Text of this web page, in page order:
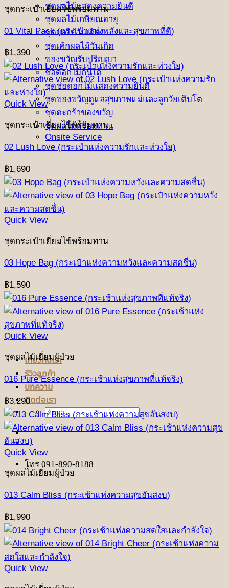
ชุดผลไม้แสดงความยินดี
ชุดผลไม้เกษียณอายุ
ชุดผลไม้วันเกิด
ชุดเค้กผลไม้วันเกิด
ของขวัญรับปริญญา
ช่อดอกไม้กินได้
ชุดช่อดอกไม้แสดงความยินดี
ชุดของขวัญดูแลสุขภาพแม่และลูกวัยเติบโต
ชุดตะกร้าของขวัญ
ชุดผลไม้พร้อมทาน
Onsite Service
เกี่ยวกับเรา
รีวิวลูกค้า
บทความ
ติดต่อเรา
ค้นหา:
โทร 091-890-8188
ชุดกระเป๋าเยี่ยมไข้พร้อมทาน
01 Vital Pack (กระเป๋าแห่งพลังและสุขภาพที่ดี)
฿1,390
Quick View
ชุดกระเป๋าเยี่ยมไข้พร้อมทาน
02 Lush Love (กระเป๋าแห่งความรักและห่วงใย)
฿1,690
Quick View
ชุดกระเป๋าเยี่ยมไข้พร้อมทาน
03 Hope Bag (กระเป๋าแห่งความหวังและความสดชื่น)
฿1,590
Quick View
ชุดผลไม้เยี่ยมผู้ป่วย
016 Pure Essence (กระเช้าแห่งสุขภาพที่แท้จริง)
฿3,290
Quick View
ชุดผลไม้เยี่ยมผู้ป่วย
013 Calm Bliss (กระเช้าแห่งความสุขอันสงบ)
฿1,990
Quick View